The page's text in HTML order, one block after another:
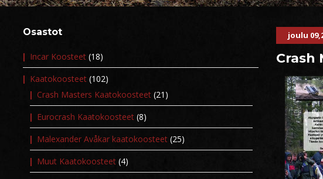
joulu
Crash
Osastot
Incar Koosteet (18)
Kaatokoosteet (102)
Crash Masters Kaatokoosteet (21)
Eurocrash Kaatokoosteet (8)
Malexander Avåkar kaatokoosteet (25)
Muut Kaatokoosteet (4)